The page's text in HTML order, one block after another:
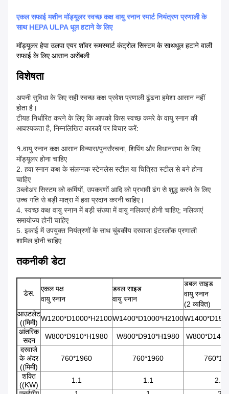
एकल सफाई मशीन मॉड्यूलर स्वच्छ कक्ष वायु स्नान स्मार्ट नियंत्रण प्रणाली के
साथ HEPA ULPA धूल हटाने के लिए
मॉड्यूलर हेपा उलपा एयर शॉवर रूमस्मार्ट कंट्रोल सिस्टम के साथधूल हटाने वाली
सफाई के लिए आसान असेंबली
विशेषता
अपनी सुविधा के लिए सही स्वच्छ कक्ष प्रवेश प्रणाली ढूंढना हमेशा आसान नहीं
होता है।
टीयह निर्धारित करने के लिए कि आपको किस स्वच्छ कमरे के वायु स्नान की
आवश्यकता है, निम्नलिखित कारकों पर विचार करें:
१.वायु स्नान कक्ष आसान विन्यास/पुनर्संरचना, शिपिंग और विधानसभा के लिए
मॉड्यूलर होना चाहिए
2. हवा स्नान कक्ष के संलग्नक स्टेनलेस स्टील या चित्रित स्टील से बने होना
चाहिए
3ब्लोअर सिस्टम को कर्मियों, उपकरणों आदि को प्रभावी ढंग से शुद्ध करने के लिए
उच्च गति से बड़ी मात्रा में हवा प्रदान करनी चाहिए।
4. स्वच्छ कक्ष वायु स्नान में बड़ी संख्या में वायु नलिकाएं होनी चाहिए; नलिकाएं
समायोज्य होनी चाहिए
5. इकाई में उपयुक्त नियंत्रणों के साथ चुंबकीय दरवाजा इंटरलॉक प्रणाली
शामिल होनी चाहिए
तकनीकी डेटा
डेस.
एकल पक्ष
वायु स्नान
डबल साइड
वायु स्नान
डबल साइड
वायु स्नान
(2 व्यक्ति)
आउटलेट
((मिमी) W1200*D1000*H2100W1400*D1000*H2100
आंतरिक
सदन
W800*D910*H1980 W800*D910*H1980
दरवाजे
के अंदर
((मिमी)
760*1960 760*1960
शक्ति
((KW)
1.1 1.1
2.2